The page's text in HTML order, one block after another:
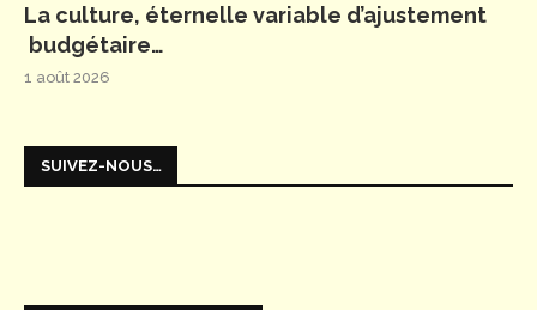
La culture, éternelle variable d’ajustement
budgétaire…
1 août 2026
SUIVEZ-NOUS…